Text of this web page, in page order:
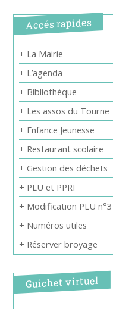
Accés rapides
+ La Mairie
+ L’agenda
+ Bibliothèque
+ Les assos du Tourne
+ Enfance Jeunesse
+ Restaurant scolaire
+ Gestion des déchets
+ PLU et PPRI
+ Modification PLU n°3
+ Numéros utiles
+ Réserver broyage
Guichet virtuel